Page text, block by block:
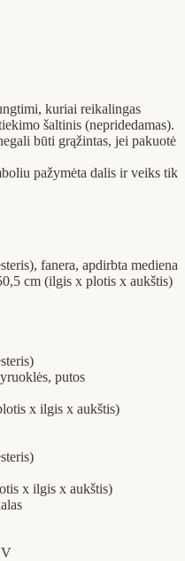
kuriai reikalingas
šaltinis (nepridedamas).
būti grąžintas, jei pakuotė
pažymėta dalis ir veiks tik
fanera, apdirbta mediena
cm (ilgis x plotis x aukštis)
putos
x ilgis x aukštis)
x ilgis x aukštis)
V